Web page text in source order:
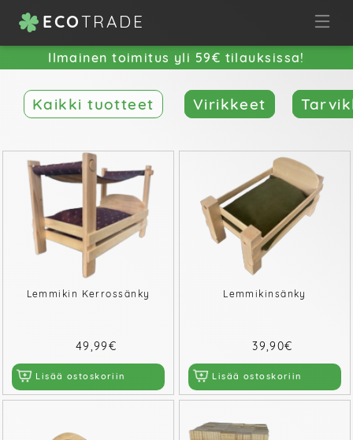
ECOTRADE
Ilmainen toimitus yli 59€ tilauksissa!
Kaikki tuotteet Virikkeet
Lemmikin Kerrossänky
49,99€
Lisää ostoskoriin
Lemmikinsänky
39,90€
Lisää ostoskoriin